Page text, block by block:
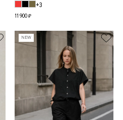
+3
11 900 ₽
NEW